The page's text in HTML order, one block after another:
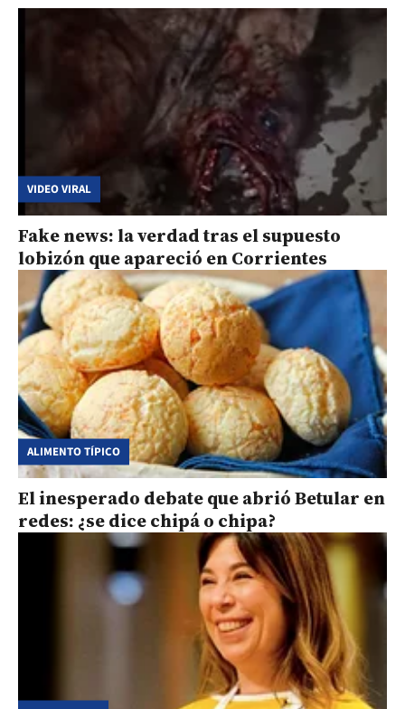
VIDEO VIRAL
Fake news: la verdad tras el supuesto
lobizón que apareció en Corrientes
ALIMENTO TÍPICO
El inesperado debate que abrió Betular en
redes: ¿se dice chipá o chipa?